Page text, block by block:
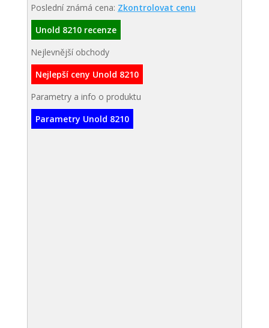
Poslední známá cena: Zkontrolovat cenu
Unold 8210 recenze
Nejlevnější obchody
Nejlepší ceny Unold 8210
Parametry a info o produktu
Parametry Unold 8210